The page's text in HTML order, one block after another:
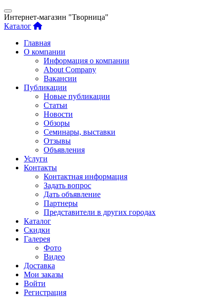
Интернет-магазин "Творница"
Каталог
Главная
О компании
Информация о компании
About Company
Вакансии
Публикации
Новые публикации
Статьи
Новости
Обзоры
Семинары, выставки
Отзывы
Объявления
Услуги
Контакты
Контактная информация
Задать вопрос
Дать объявление
Партнеры
Представители в других городах
Каталог
Скидки
Галерея
Фото
Видео
Доставка
Мои заказы
Войти
Регистрация